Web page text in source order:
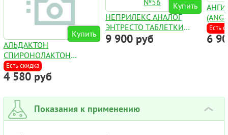
Купить
АЛЬДАКТОН
CПИРОНОЛАКТОН
КАПСУЛЫ 100МГ №50
Есть скидка
4 580 руб
Купить
НЕПРИЛЕКС АНАЛОГ
ЭНТРЕСТО ТАБЛЕТКИ
49МГ+51МГ №56
9 900 руб
Есть
6
Показания к применению ›